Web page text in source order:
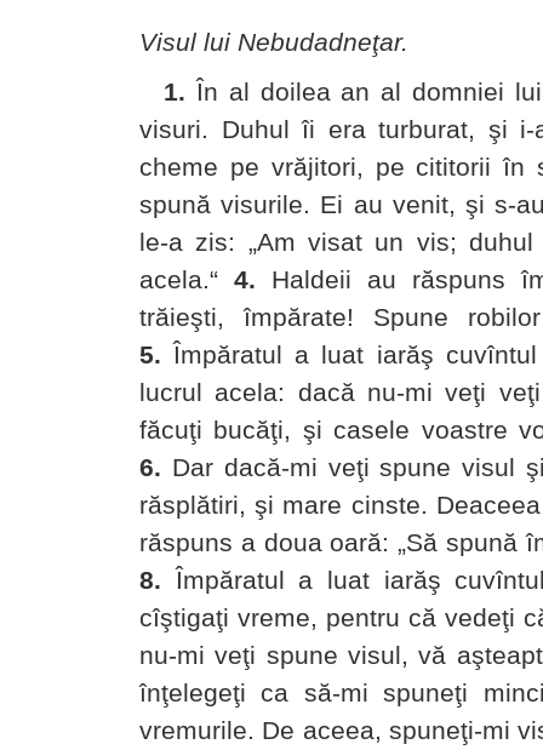
Visul lui Nebudadneţar.
1. În al doilea an al domniei
visuri. Duhul îi era turburat, şi i-
cheme pe vrăjitori, pe cititorii în
spună visurile. Ei au venit, şi s-
le-a zis: „Am visat un vis;
acela.“ 4. Haldeii au răspuns
trăieşti, împărate! Spune
5. Împăratul a luat iarăş
lucrul acela: dacă nu-mi veţi
făcuţi bucăţi, şi casele voastre
6. Dar dacă-mi veţi spune visul
răsplătiri, şi mare cinste.
răspuns a doua oară: „Să spună
8. Împăratul a luat iarăş
cîştigaţi vreme, pentru că vedeţi
nu-mi veţi spune visul, vă
înţelegeţi ca să-mi spuneţi
vremurile. De aceea, spuneţi-mi